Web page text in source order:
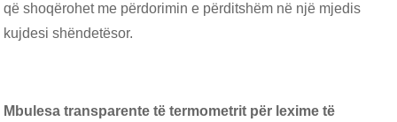
që shoqërohet me përdorimin e përditshëm në një mjedis
kujdesi shëndetësor.
Mbulesa transparente të termometrit për lexime të